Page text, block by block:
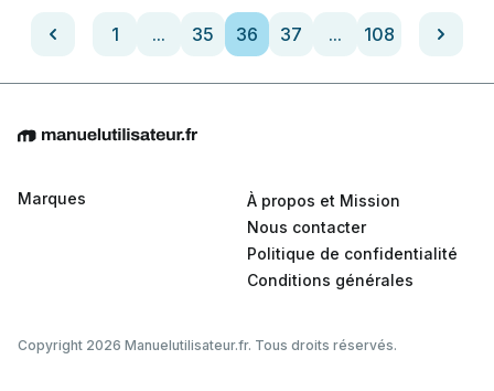
1 ... 35 36 37 ... 108
Marques
À propos et Mission
Nous contacter
Politique de confidentialité
Conditions générales
Copyright 2026 Manuelutilisateur.fr. Tous droits réservés.